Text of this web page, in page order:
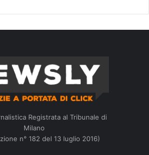
Registrata al Tribunale di
Milano
n° 182 del 13 luglio 2016)